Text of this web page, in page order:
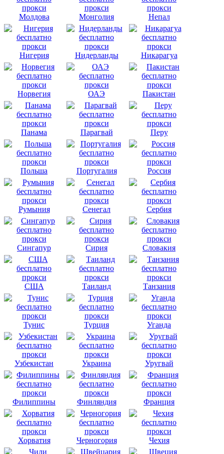
Молдова Монголия Непал
Нигерия Нидерланды Никарагуа
Норвегия ОАЭ Пакистан
Панама Парагвай Перу
Польша Португалия Россия
Румыния Сенегал Сербия
Сингапур Сирия Словакия
США Таиланд Танзания
Тунис Турция Уганда
Узбекистан Украина Уругвай
Филиппины Финляндия Франция
Хорватия Черногория Чехия